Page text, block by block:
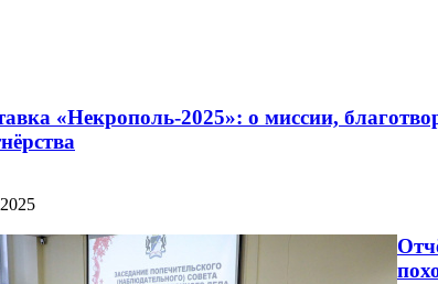
«Некрополь-2025»: о миссии,